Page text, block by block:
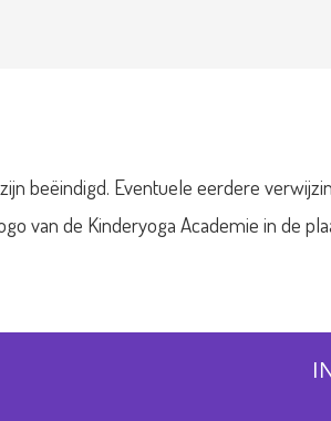
beëindigd. Eventuele eerdere
van de Kinderyoga Academie in de